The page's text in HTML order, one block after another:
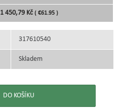
1 450,79 Kč ( €61.95 )
317610540
Skladem